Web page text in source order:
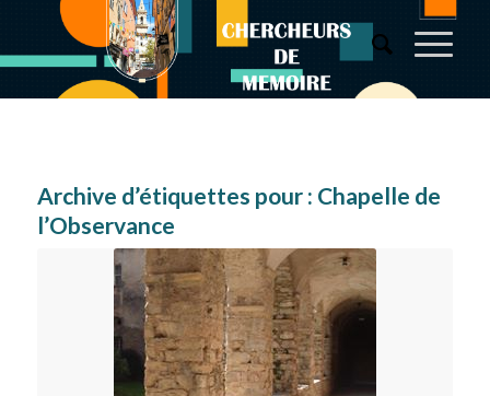
Archive d’étiquettes pour : Chapelle de
l’Observance